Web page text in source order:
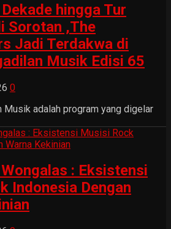
hingga Tur
Sorotan ,The
Jadi Terdakwa di
Musik Edisi 65
0
Musik adalah program yang digelar
: Eksistensi
Indonesia Dengan